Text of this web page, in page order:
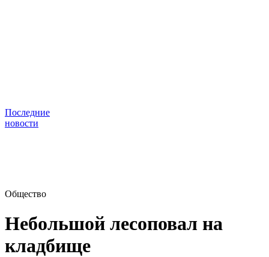
Последние
новости
Общество
Небольшой лесоповал на
кладбище